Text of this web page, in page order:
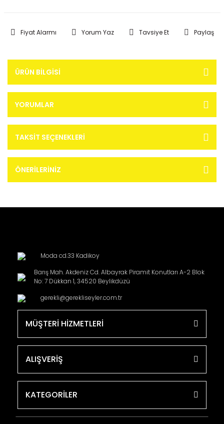
Fiyat Alarmı Yorum Yaz Tavsiye Et Paylaş
ÜRÜN BILGISI
YORUMLAR
TAKSIT SEÇENEKLERI
ÖNERILERINIZ
Moda cd.33 Kadikoy
Barış Mah. Akdeniz Cd. Albayrak Piramit Konutları A-2 Blok
No: 7 Dükkan 1, 34520 Beylikdüzü
gerekli@gerekliseyler.com.tr
MÜŞTERİ HİZMETLERİ
ALIŞVERİŞ
KATEGORİLER